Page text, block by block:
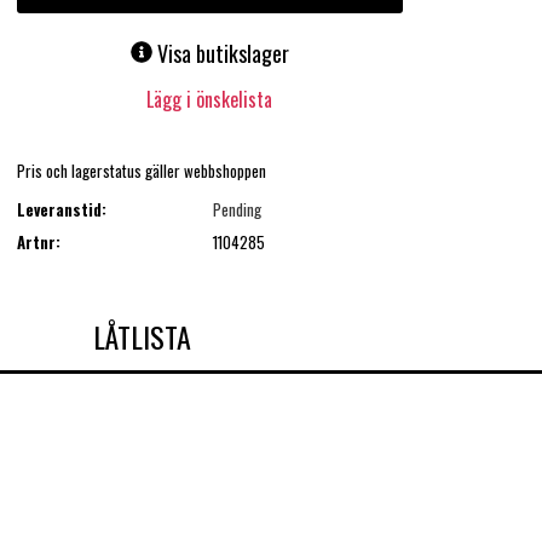
Visa butikslager
Lägg i önskelista
Pris och lagerstatus gäller webbshoppen
Leveranstid:
Pending
Artnr:
1104285
LÅTLISTA